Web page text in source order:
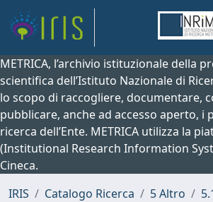
METRICA, l’archivio istituzionale della
scientifica dell’Istituto Nazionale di
lo scopo di raccogliere, documentare,
pubblicare, anche ad accesso aperto, i
ricerca dell’Ente. METRICA utilizza la
(Institutional Research Information
Cineca.
IRIS
Catalogo Ricerca 5 Altro